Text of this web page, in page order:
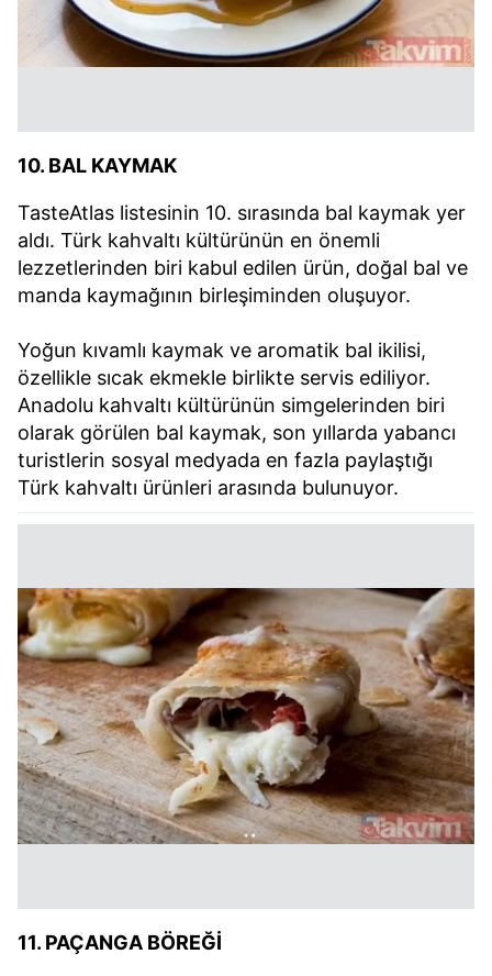
10. BAL KAYMAK
TasteAtlas listesinin 10. sırasında bal kaymak yer
aldı. Türk kahvaltı kültürünün en önemli
lezzetlerinden biri kabul edilen ürün, doğal bal ve
manda kaymağının birleşiminden oluşuyor.
Yoğun kıvamlı kaymak ve aromatik bal ikilisi,
özellikle sıcak ekmekle birlikte servis ediliyor.
Anadolu kahvaltı kültürünün simgelerinden biri
olarak görülen bal kaymak, son yıllarda yabancı
turistlerin sosyal medyada en fazla paylaştığı
Türk kahvaltı ürünleri arasında bulunuyor.
11. PAÇANGA BÖREĞİ